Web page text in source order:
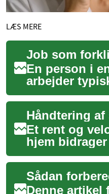
LÆS MERE
En person i
arbejder
håndtere
og flytte
lage...
Et rent og
hjem
vores
mentale
Dagligdagen
Denne artikel